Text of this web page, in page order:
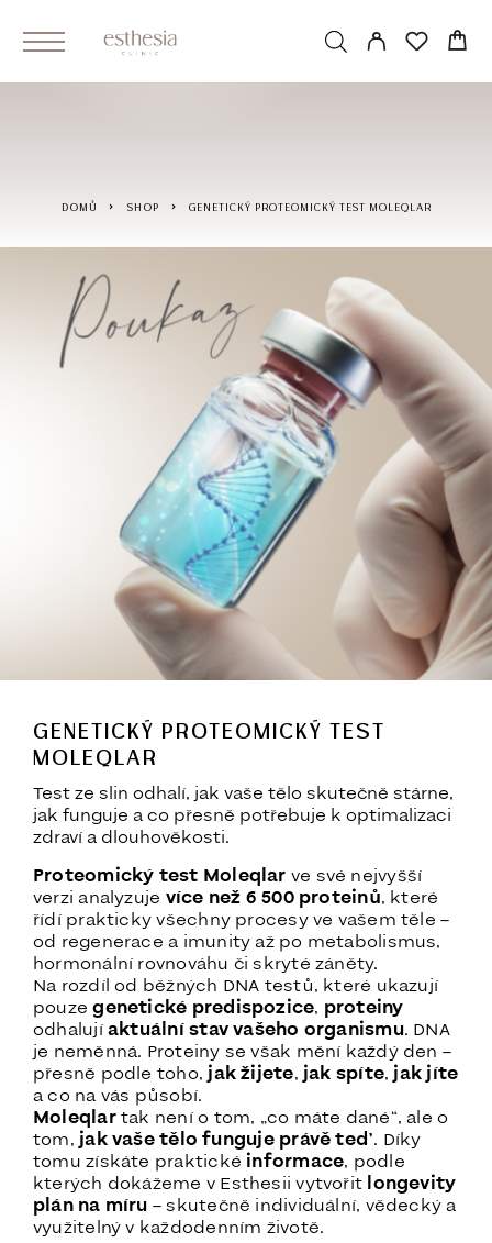
DOMŮ SHOP GENETICKÝ PROTEOMICKÝ TEST MOLEQLAR
GENETICKÝ PROTEOMICKÝ TEST
MOLEQLAR
Test ze slin odhalí, jak vaše tělo skutečně stárne,
jak funguje a co přesně potřebuje k optimalizaci
zdraví a dlouhověkosti.
Proteomický test Moleqlar ve své nejvyšší
verzi analyzuje více než 6 500 proteinů, které
řídí prakticky všechny procesy ve vašem těle –
od regenerace a imunity až po metabolismus,
hormonální rovnováhu či skryté záněty.
Na rozdíl od běžných DNA testů, které ukazují
pouzegenetické predispozice, proteiny
odhalujíaktuální stav vašeho organismu. DNA
je neměnná. Proteiny se však mění každý den –
přesně podle toho,jak žijete,jak spíte,jak jíte
a co na vás působí.
Moleqlartak není o tom, „co máte dané“, ale o
tom,jak vaše tělo funguje právě teď. Díky
tomu získáte praktické informace, podle
kterých dokážeme v Esthesii vytvořit longevity
plán na míru – skutečně individuální, vědecký a
využitelný v každodenním životě.